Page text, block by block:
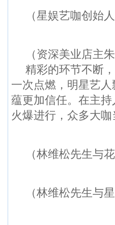
（星娱艺咖创始
（资深美业店主
精彩的环节不断
一次点燃，明星艺
蕴更加信任。在主
火爆进行，众多大咖
（林维松先生与
（林维松先生与